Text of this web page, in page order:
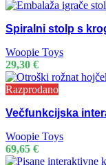
Spiralni stolp s
Woopie Toys
29,30 €
Razprodano
Večfunkcijska
Woopie Toys
69,65 €